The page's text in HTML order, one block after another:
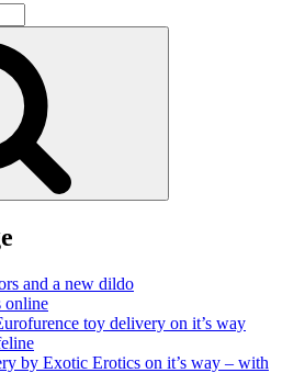
and a new dildo
online
toy delivery on it’s way
by Exotic Erotics on it’s way – with